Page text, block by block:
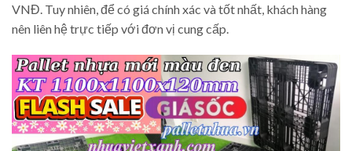
VNĐ. Tuy nhiên, để có giá chính xác và tốt nhất, khách hàng
nên liên hệ trực tiếp với đơn vị cung cấp.